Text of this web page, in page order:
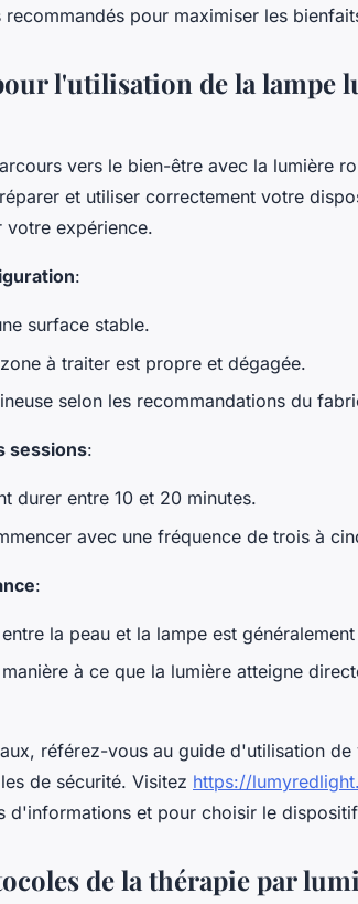
pour maximiser les
l'utilisation de la lampe
vers le bien-être avec la lumière
et utiliser correctement votre
votre expérience.
:
surface stable.
à traiter est propre et dégagée.
selon les recommandations du
sessions:
durer entre 10 et 20 minutes.
avec une fréquence de trois à
:
la peau et la lampe est
à ce que la lumière atteigne
référez-vous au guide d'utilisation
de sécurité. Visitez https://
d'informations et pour choisir le
de la thérapie par